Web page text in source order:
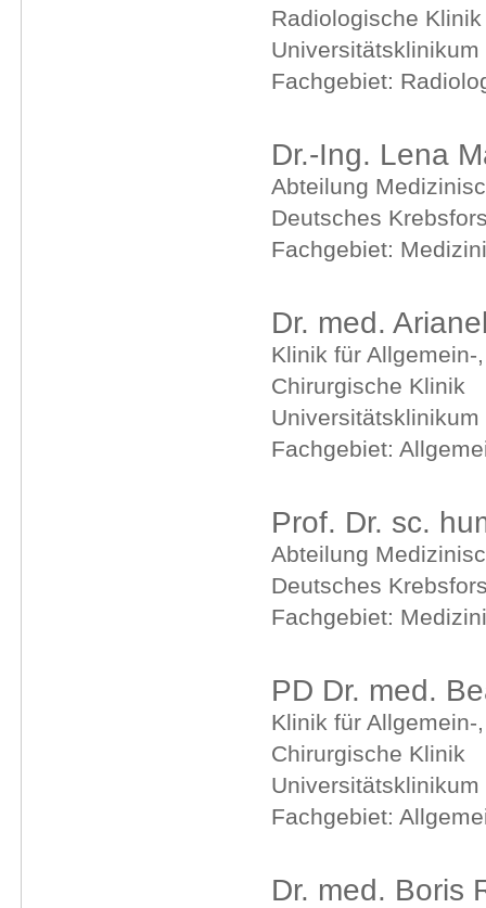
Radiologische
Fachgebiet:
Dr.-Ing. Lena
Abteilung
Deutsches
Fachgebiet:
Dr. med.
Klinik für
Chirurgische Klinik
Universitätsklinikum
Fachgebiet:
Prof. Dr. sc.
Abteilung
Deutsches
Fachgebiet:
PD Dr. med.
Klinik für
Chirurgische Klinik
Universitätsklinikum
Fachgebiet:
Dr. med. Boris